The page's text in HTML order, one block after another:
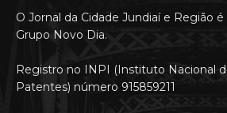
O Jornal da Cidade Jundiaí e Região
Grupo Novo Dia.
Registro no INPI (Instituto Nacional
Patentes) número 915859211